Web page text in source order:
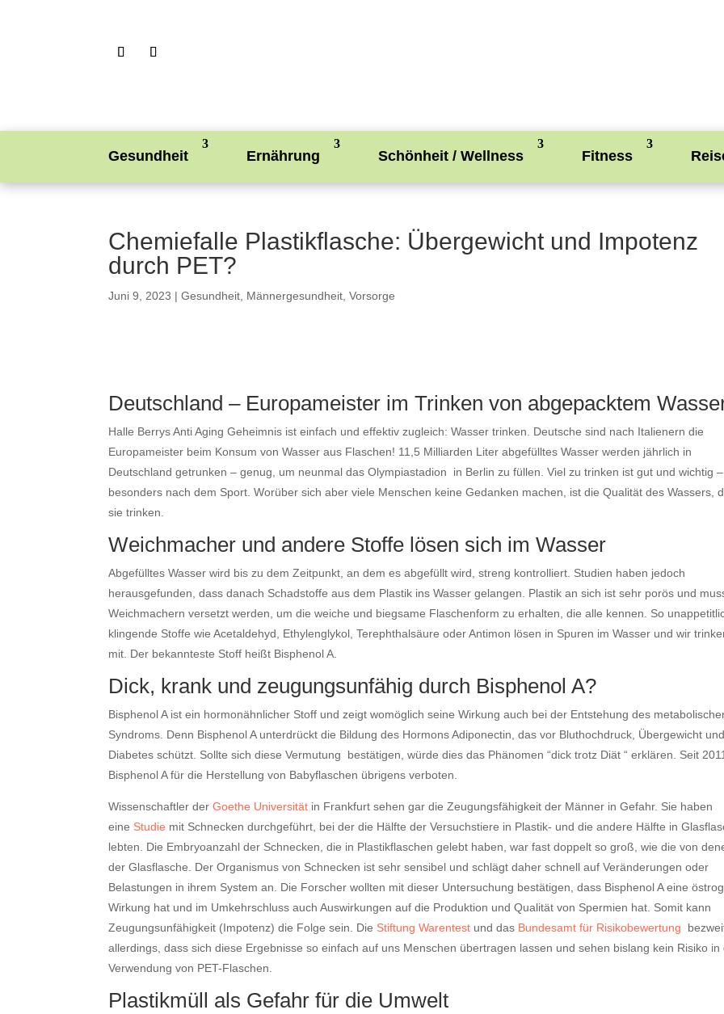
Gesundheit Ernährung Schönheit / Wellness Fitness
Chemiefalle Plastikflasche: Übergewicht und Impotenz
durch PET?
Juni 9, 2023 |Gesundheit Männergesundheit ,Vorsorge
Deutschland – Europameister im Trinken von abgepacktem
Halle Berrys Anti Aging Geheimnis ist einfach und effektiv zugleich: Wasser trinken. Deutsche sind nach Italienern die
Europameister beim Konsum von Wasser aus Flaschen! 11,5 Milliarden Liter abgefülltes Wasser werden jährlich in
Deutschland getrunken – genug, um neunmal das Olympiastadion in Berlin zu füllen. Viel zu trinken ist gut und wichtig –
besonders nach dem Sport. Worüber sich aber viele Menschen keine Gedanken machen, ist die Qualität des Wassers,
sie trinken.
Weichmacher und andere Stoffe lösen sich im Wasser
Abgefülltes Wasser wird bis zu dem Zeitpunkt, an dem es abgefüllt wird, streng kontrolliert. Studien haben jedoch
herausgefunden, dass danach Schadstoffe aus dem Plastik ins Wasser gelangen. Plastik an sich ist sehr porös und
Weichmachern versetzt werden, um die weiche und biegsame Flaschenform zu erhalten, die alle kennen. So
klingende Stoffe wie Acetaldehyd, Ethylenglykol, Terephthalsäure oder Antimon lösen in Spuren im Wasser und wir
mit. Der bekannteste Stoff heißt Bisphenol A.
Dick, krank und zeugungsunfähig durch Bisphenol A?
Bisphenol A ist ein hormonähnlicher Stoff und zeigt womöglich seine Wirkung auch bei der Entstehung des
Syndroms. Denn Bisphenol A unterdrückt die Bildung des Hormons Adiponectin, das vor Bluthochdruck, Übergewicht und
Diabetes schützt. Sollte sich diese Vermutung bestätigen, würde dies das Phänomen “dick trotz Diät “ erklären. Seit
Bisphenol A für die Herstellung von Babyflaschen übrigens verboten.
Wissenschaftler der Goethe Universität in Frankfurt sehen gar die Zeugungsfähigkeit der Männer in Gefahr. Sie haben
eine Studie mit Schnecken durchgeführt, bei der die Hälfte der Versuchstiere in Plastik- und die andere Hälfte in
lebten. Die Embryoanzahl der Schnecken, die in Plastikflaschen gelebt haben, war fast doppelt so groß, wie die von
der Glasflasche. Der Organismus von Schnecken ist sehr sensibel und schlägt daher schnell auf Veränderungen oder
Belastungen in ihrem System an. Die Forscher wollten mit dieser Untersuchung bestätigen, dass Bisphenol A eine
Wirkung hat und im Umkehrschluss auch Auswirkungen auf die Produktion und Qualität von Spermien hat. Somit kann
Zeugungsunfähigkeit (Impotenz) die Folge sein. Die Stiftung Warentest und das Bundesamt für Risikobewertung
allerdings, dass sich diese Ergebnisse so einfach auf uns Menschen übertragen lassen und sehen bislang kein Risiko in
Verwendung von PET-Flaschen.
Plastikmüll als Gefahr für die Umwelt